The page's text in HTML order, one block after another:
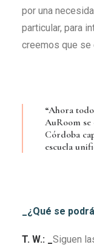
por una
particular, para
creemos que se
“Ahora
AuRoom se
Córdoba
escuela
_¿Qué se
T. W.: _ Siguen